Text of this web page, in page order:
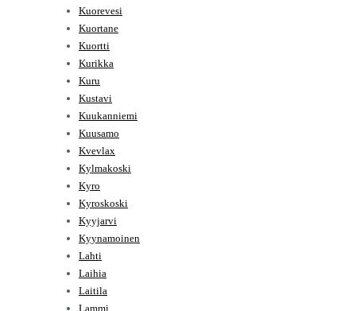
Kuorevesi
Kuortane
Kuortti
Kurikka
Kuru
Kustavi
Kuukanniemi
Kuusamo
Kvevlax
Kylmakoski
Kyro
Kyroskoski
Kyyjarvi
Kyynamoinen
Lahti
Laihia
Laitila
Lammi